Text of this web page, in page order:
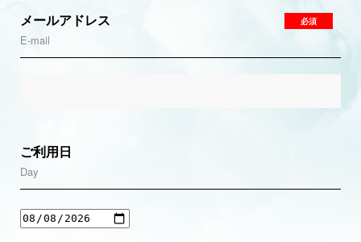
メールアドレス
E-mail
必須
ご利用日
Day